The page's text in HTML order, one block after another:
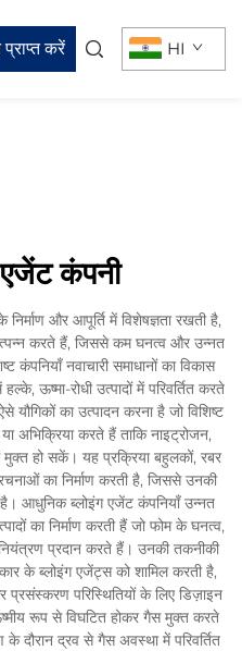
करें HI
एजेंट कंपनी
और आपूर्ति में विशेषज्ञता रखती है,
करते हैं, जिससे कम घनत्व और उन्नत
कंपनियाँ नवाचारी समाधानों का विकास
ऊष्मा-रोधी उत्पादों में परिवर्तित करते
यौगिकों का उत्पादन करना है जो विशिष्ट
अभिक्रिया करते हैं ताकि नाइट्रोजन,
हो सकें। यह प्रक्रिया बहुलकों, रबर
का निर्माण करती है, जिससे उनकी
है। आधुनिक ब्लोइंग एजेंट कंपनियाँ उन्नत
का निर्माण करती हैं जो फोम के घनत्व,
प्रदान करते हैं। उनकी तकनीकी
के ब्लोइंग एजेंट्स को शामिल करती है,
परिस्थितियों के लिए डिज़ाइन
रूप से विघटित होकर गैस मुक्त करते
दौरान द्रव से गैस अवस्था में परिवर्तित